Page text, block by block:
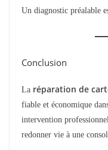
Un diagnostic préalable
Conclusion
La réparation de
fiable et économique
intervention
redonner vie à une